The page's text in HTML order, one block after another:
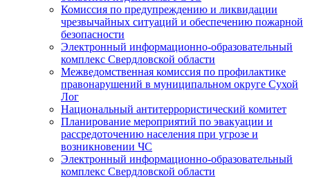
Комиссия по предупреждению и ликвидации
чрезвычайных ситуаций и обеспечению пожарной
безопасности
Электронный информационно-образовательный
комплекс Cвердловской области
Межведомственная комиссия по профилактике
правонарушений в муниципальном округе Сухой
Лог
Национальный антитеррористический комитет
Планирование мероприятий по эвакуации и
рассредоточению населения при угрозе и
возникновении ЧС
Электронный информационно-образовательный
комплекс Свердловской области